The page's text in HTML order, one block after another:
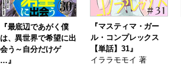
『最底辺であがく僕
は、異世界で希望に出
会う～自分だけゲ
…』
『マスティマ・ガー
ル・コンプレックス
【単話】31』
イララモモイ 著